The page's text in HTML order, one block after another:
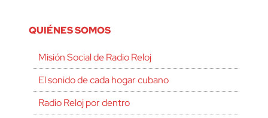
QUIÉNES SOMOS
Misión Social de Radio Reloj
El sonido de cada hogar cubano
Radio Reloj por dentro